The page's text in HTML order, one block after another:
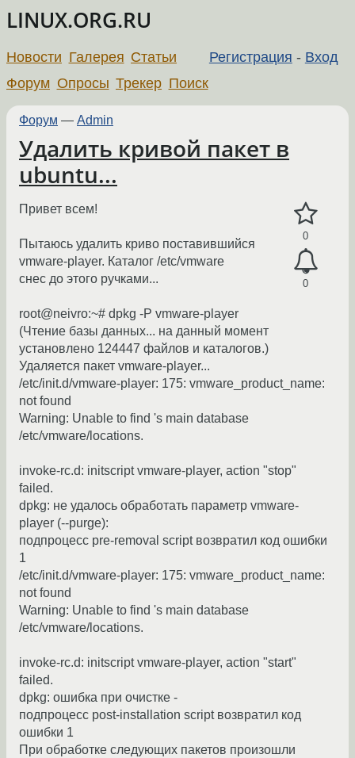
LINUX.ORG.RU
Регистрация - Вход
Новости Галерея Статьи
Форум Опросы Трекер Поиск
Форум — Admin
Удалить кривой пакет в
ubuntu...
0
0
Привет всем!
Пытаюсь удалить криво поставившийся
vmware-player. Каталог /etc/vmware
снес до этого ручками...
root@neivro:~# dpkg -P vmware-player
(Чтение базы данных... на данный момент
установлено 124447 файлов и каталогов.)
Удаляется пакет vmware-player...
/etc/init.d/vmware-player: 175: vmware_product_name:
not found
Warning: Unable to find 's main database
/etc/vmware/locations.
invoke-rc.d: initscript vmware-player, action "stop"
failed.
dpkg: не удалось обработать параметр vmware-
player (--purge):
подпроцесс pre-removal script возвратил код ошибки
1
/etc/init.d/vmware-player: 175: vmware_product_name:
not found
Warning: Unable to find 's main database
/etc/vmware/locations.
invoke-rc.d: initscript vmware-player, action "start"
failed.
dpkg: ошибка при очистке -
подпроцесс post-installation script возвратил код
ошибки 1
При обработке следующих пакетов произошли